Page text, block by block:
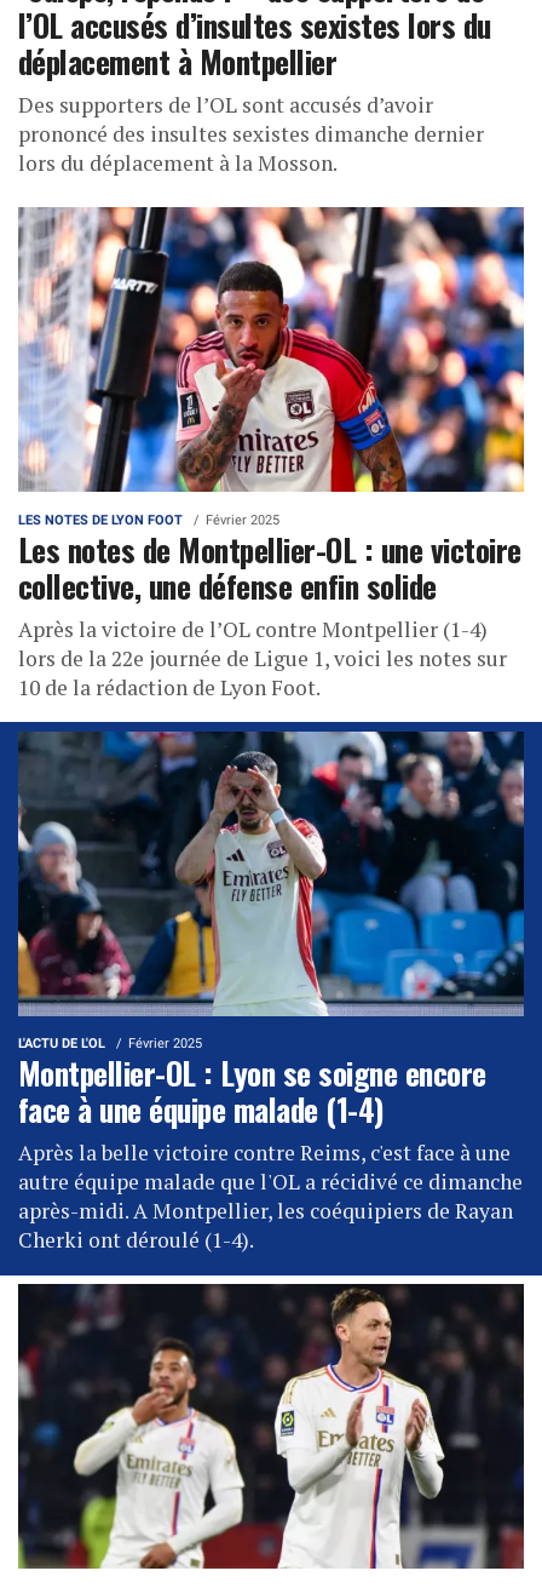
l’OL accusés d’insultes sexistes lors du
déplacement à Montpellier
Des supporters de l’OL sont accusés d’avoir
prononcé des insultes sexistes dimanche dernier
lors du déplacement à la Mosson.
LES NOTES DE LYON FOOT Février 2025
Les notes de Montpellier-OL : une victoire
collective, une défense enfin solide
Après la victoire de l’OL contre Montpellier (1-4)
lors de la 22e journée de Ligue 1, voici les notes sur
10 de la rédaction de Lyon Foot.
L'ACTU DE L'OL Février 2025
Montpellier-OL : Lyon se soigne encore
face à une équipe malade (1-4)
Après la belle victoire contre Reims, c'est face à une
autre équipe malade que l'OL a récidivé ce dimanche
après-midi. A Montpellier, les coéquipiers de Rayan
Cherki ont déroulé (1-4).